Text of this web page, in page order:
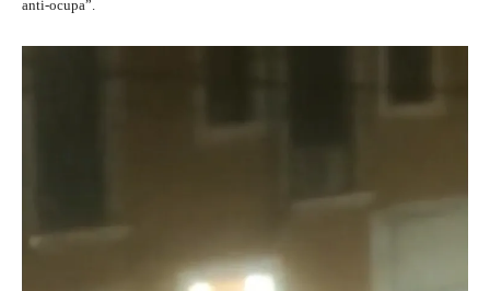
anti-ocupa”.